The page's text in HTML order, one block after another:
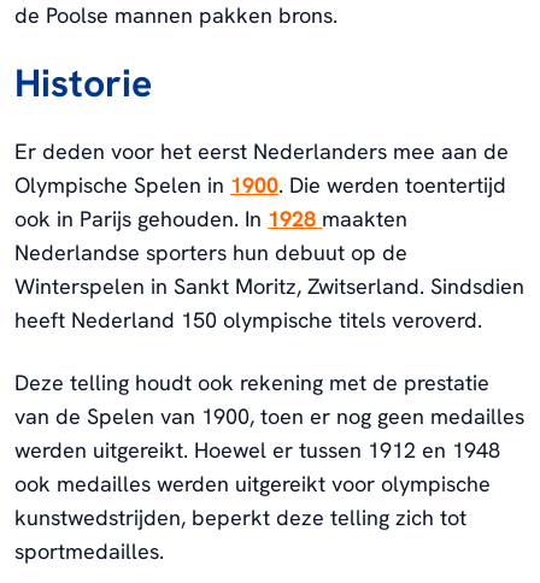
de Poolse mannen pakken brons.
Historie
Er deden voor het eerst Nederlanders mee aan de
Olympische Spelen in 1900. Die werden toentertijd
ook in Parijs gehouden. In 1928 maakten
Nederlandse sporters hun debuut op de
Winterspelen in Sankt Moritz, Zwitserland. Sindsdien
heeft Nederland 150 olympische titels veroverd.
Deze telling houdt ook rekening met de prestatie
van de Spelen van 1900, toen er nog geen medailles
werden uitgereikt. Hoewel er tussen 1912 en 1948
ook medailles werden uitgereikt voor olympische
kunstwedstrijden, beperkt deze telling zich tot
sportmedailles.